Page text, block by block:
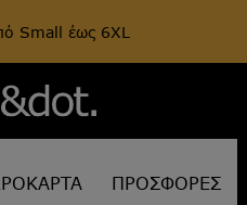
Small έως 6XL
ΠΡΟΣΦΟΡΕΣ